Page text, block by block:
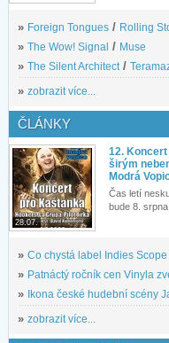
» Foreign Tongues / Rolling
» The Wow! Signal / Muse
» The Silent Architect /
» zobrazit více...
ČLÁNKY
28.07.
12.
širým
Modrá
Čas letí
bude 8. srpna
» Co chystá label Indies
» Patnáctý ročník cen Vinyla
»
Ikona české hudební scény
» zobrazit více...